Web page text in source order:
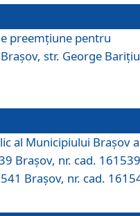
preemţiune pentru
str. George
al Municipiului Braşov a
Brașov, nr. cad.
Brașov, nr. cad.